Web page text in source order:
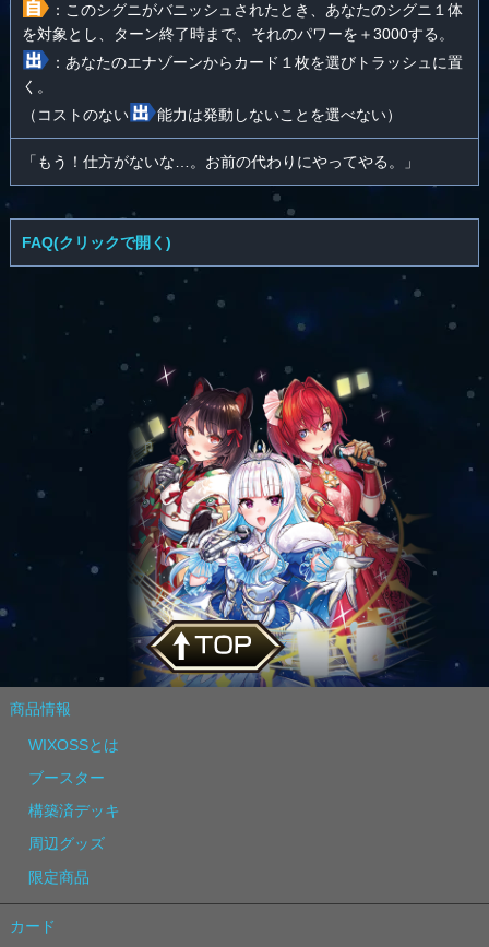
：このシグニがバニッシュされたとき、あなたのシグニ１体
を対象とし、ターン終了時まで、それのパワーを＋3000する。
：あなたのエナゾーンからカード１枚を選びトラッシュに置
く。
（コストのない
能力は発動しないことを選べない）
「もう！仕方がないな…。お前の代わりにやってやる。」
FAQ(クリックで開く)
商品情報
WIXOSSとは
ブースター
構築済デッキ
周辺グッズ
限定商品
カード